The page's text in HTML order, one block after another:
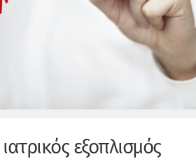
ιατρικός εξοπλισμός